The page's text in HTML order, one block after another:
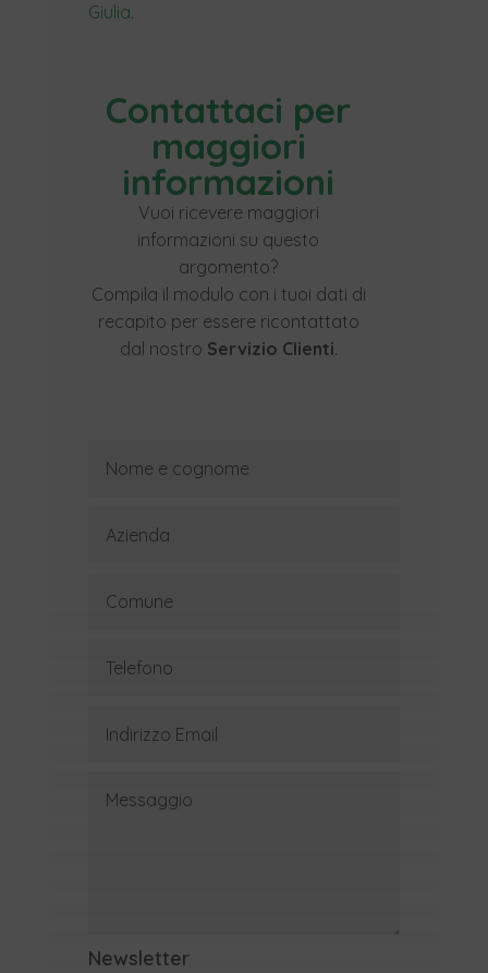
Giulia.
Contattaci per
maggiori
informazioni
Vuoi ricevere maggiori
informazioni su questo
argomento?
Compila il modulo con i tuoi dati di
recapito per essere ricontattato
dal nostro Servizio Clienti.
Newsletter